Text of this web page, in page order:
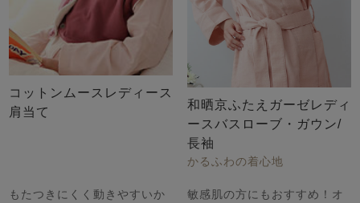
コットンムースレディース
肩当て
もたつきにくく動きやすいか
和晒京ふたえガーゼレディ
ースバスローブ・ガウン/
長袖
かるふわの着心地
敏感肌の方にもおすすめ！オ